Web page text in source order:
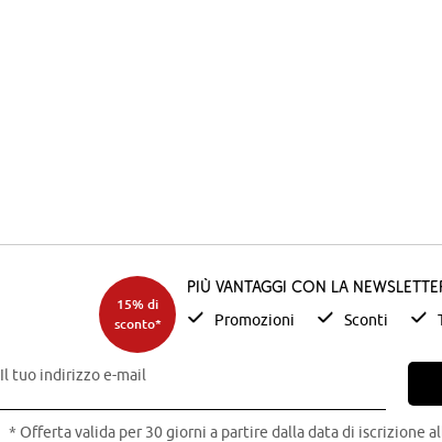
15% di
sconto*
Più vantaggi con la
Promozioni Sconti
Il tuo indirizzo e-mail
* Offerta valida per 30 giorni a partire dalla data di iscrizione